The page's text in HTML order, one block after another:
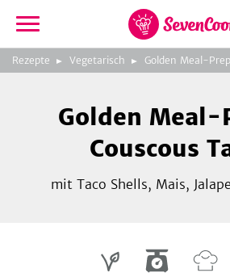
zur
Startseite
Rezepte Vegetarisch Golden Meal-
Bild
3
zeigen
Golden Meal-
Couscous
mit Taco Shells, Mais,